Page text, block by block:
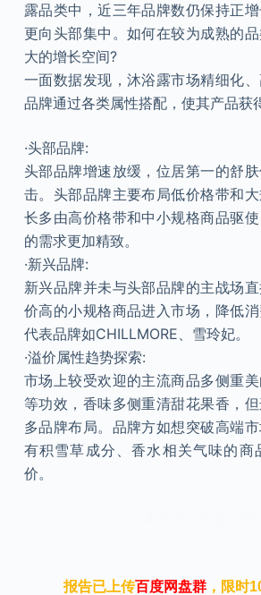
露品类中，近三年品牌数仍保持正
更向头部集中。如何在较为成熟的
大的增长空间?
一面数据发现，沐浴露市场精细化、
品牌通过各类属性搭配，使其产品获
·头部品牌:
头部品牌增速放缓，位居第一的舒
击。头部品牌主要布局低价格带和
长多由高价格带和中小规格商品驱
的需求更加精致。
·新兴品牌:
新兴品牌并未与头部品牌的主战场
价高的小规格商品进入市场，降低消
代表品牌如CHILLMORE、雪玲妃。
·溢价属性趋势探索:
市场上较受欢迎的主流商品多侧重
等功效，香味多侧重清甜花果香，
多品牌布局。品牌方如想突破高端
有积雪草成分、香水相关气味的商
价。
报告已上传百度网盘群，限时